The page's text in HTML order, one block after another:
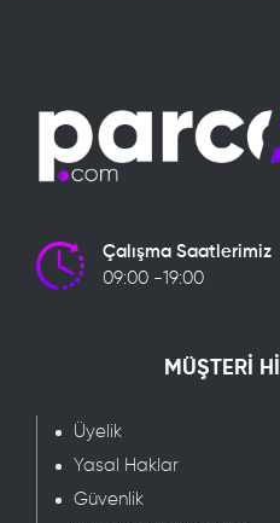
Çalışma Saatlerimiz
09:00 -19:00
MÜŞTERİ
Üyelik
Yasal Haklar
Güvenlik